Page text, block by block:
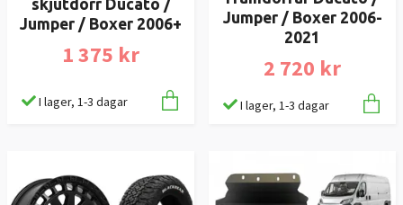
skjutdörr Ducato /
Jumper / Boxer 2006+
1 375 kr
I lager, 1-3 dagar
Jumper / Boxer 2006-
2021
2 720 kr
I lager, 1-3 dagar